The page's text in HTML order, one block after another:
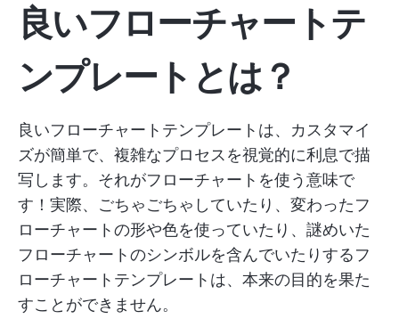
良いフローチャートテ
ンプレートとは？
良いフローチャートテンプレートは、カスタマイ
ズが簡単で、複雑なプロセスを視覚的に利息で描
写します。それがフローチャートを使う意味で
す！実際、ごちゃごちゃしていたり、変わったフ
ローチャートの形や色を使っていたり、謎めいた
フローチャートのシンボルを含んでいたりするフ
ローチャートテンプレートは、本来の目的を果た
すことができません。